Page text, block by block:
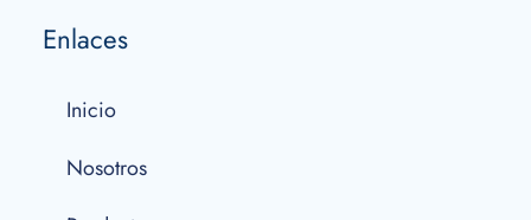
Enlaces
Inicio
Nosotros